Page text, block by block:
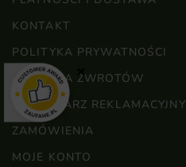
KONTAKT
POLITYKA PRYWATNOŚCI
POLITYKA ZWROTÓW
FORMULARZ REKLAMACYJNY
ZAMÓWIENIA
MOJE KONTO
×